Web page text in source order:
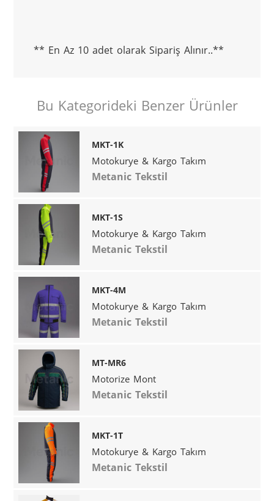
** En Az 10 adet olarak Sipariş Alınır..**
Bu Kategorideki Benzer Ürünler
MKT-1K
Motokurye & Kargo Takım
Metanic Tekstil
MKT-1S
Motokurye & Kargo Takım
Metanic Tekstil
MKT-4M
Motokurye & Kargo Takım
Metanic Tekstil
MT-MR6
Motorize Mont
Metanic Tekstil
MKT-1T
Motokurye & Kargo Takım
Metanic Tekstil